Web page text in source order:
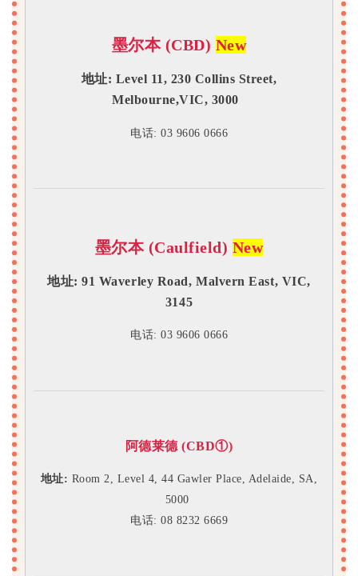
墨尔本 (CBD) New
地址: Level 11, 230 Collins Street,
Melbourne,VIC, 3000
电话: 03 9606 0666
墨尔本 (Caulfield) New
地址:91 Waverley Road, Malvern East, VIC,
3145
电话: 03 9606 0666
阿德莱德 (CBD①)
地址: Room 2, Level 4, 44 Gawler Place, Adelaide, SA,
5000
电话: 08 8232 6669